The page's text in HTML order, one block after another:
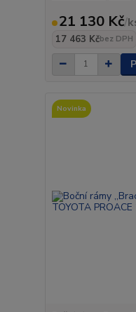
21 130 Kč/
17 463 Kčbez DPH
Novinka